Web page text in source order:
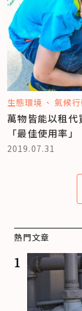
生態環境 氣候
萬物皆能以租
「最佳使用率」
2019.07.31
熱門文章
1